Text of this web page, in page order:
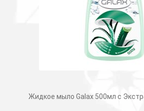
Жидкое мыло Galax 500мл с